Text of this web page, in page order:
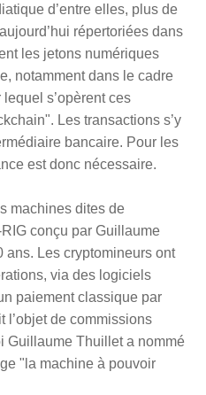
d’entre elles, plus de
répertoriées dans
les jetons numériques
notamment dans le cadre
s’opèrent ces
Les transactions s’y
bancaire. Pour les
est donc nécessaire.
machines dites de
conçu par Guillaume
ans. Les cryptomineurs ont
via des logiciels
paiement classique par
l’objet de commissions
Guillaume Thuillet a nommé
"la machine à pouvoir